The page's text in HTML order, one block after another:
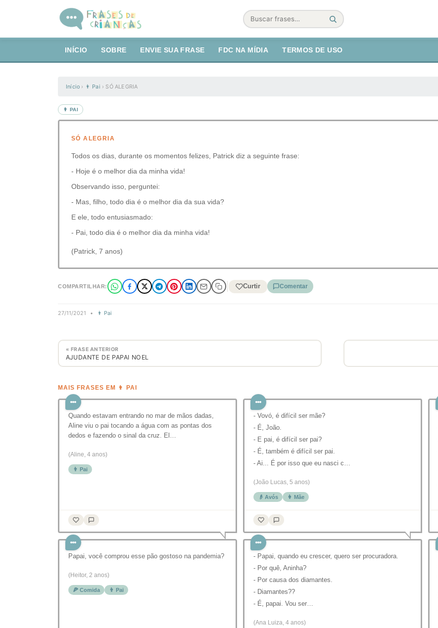
Buscar
INÍCIO SOBRE ENVIE SUA FRASE FDC NA MÍDIA TERMOS DE USO
Início › 👨 Pai › SÓ ALEGRIA
👨 PAI
SÓ ALEGRIA
Todos os dias, durante os momentos felizes, Patrick diz a seguinte frase:
- Hoje é o melhor dia da minha vida!
Observando isso, perguntei:
- Mas, filho, todo dia é o melhor dia da sua vida?
E ele, todo entusiasmado:
- Pai, todo dia é o melhor dia da minha vida!
(Patrick, 7 anos)
COMPARTILHAR: Curtir Comentar
27/11/2021 • 👨 Pai
« FRASE ANTERIOR
AJUDANTE DE PAPAI NOEL
MAIS FRASES EM 👨 PAI
Quando estavam entrando no mar de mãos dadas,
Aline viu o pai tocando a água com as pontas dos
dedos e fazendo o sinal da cruz. El…
(Aline, 4 anos)
👨 Pai
- Vovó, é difícil ser mãe?
- É, João.
- E pai, é difícil ser pai?
- É, também é difícil ser pai.
- Ai... É por isso que eu nasci c…
(João Lucas, 5 anos)
👴 Avós 👩 Mãe
Papai, você comprou esse pão gostoso na pandemia?
(Heitor, 2 anos)
🍕 Comida 👨 Pai
- Papai, quando eu crescer, quero ser procuradora.
- Por quê, Aninha?
- Por causa dos diamantes.
- Diamantes??
- É, papai. Vou ser…
(Ana Luiza, 4 anos)